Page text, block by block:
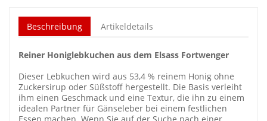
Beschreibung Artikeldetails
Reiner Honiglebkuchen aus dem Elsass Fortwenger
Dieser Lebkuchen wird aus 53,4 % reinem Honig ohne
Zuckersirup oder Süßstoff hergestellt. Die Basis verleiht
ihm einen Geschmack und eine Textur, die ihn zu einem
idealen Partner für Gänseleber bei einem festlichen